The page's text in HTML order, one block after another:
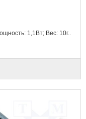
1,1Вт; Вес: 10г..